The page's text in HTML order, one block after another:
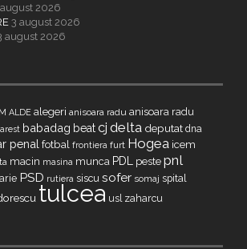
2026
3 august 2026
august 2026
ALDE alegeri anisoara radu anisoara radu
arest babadag beatcj delta deputat dna
penal fotbal frontiera furt Hogea icem
macin masina munca PDL peste pnl
PSD rutiera siscu sofer somaj spital
tulcea usl zaharcu